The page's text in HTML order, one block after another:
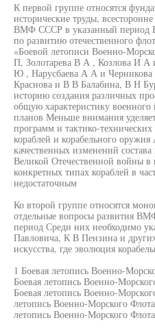
К первой группе относятся
исторические труды,
ВМФ СССР в указанный период
по развитию отечественного
«Боевой летописи Военно-
П, Золотарева В А , Козлова И
Ю , Нарусбаева А А и
Краснова и В В Балабина, В Н
историю создания различных
общую характеристику военного
планов Меньше внимания
программ и тактико-
кораблей и корабельного
качественных изменений
Великой Отечественной войны
конкретных типах кораблей в
недостаточным
Ко второй группе относятся
отдельные вопросы развития
период Среди них необходимо
Павловича, К В Пензина и
искусства, где эволюция
1 Боевая летопись Военно-
Боевая летопись Военно-
Боевая летопись Военно-
летопись Военно-Морского
летопись Военно-Морского